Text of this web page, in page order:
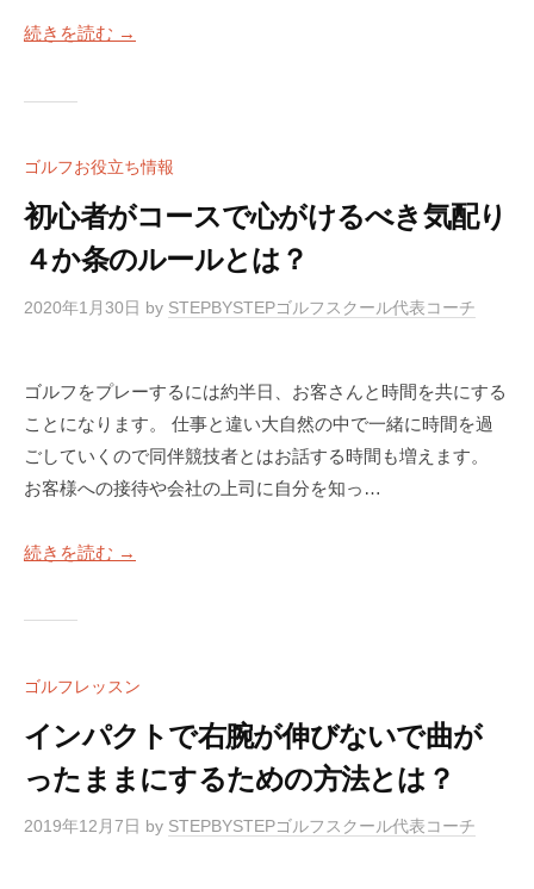
続きを読む →
ゴルフお役立ち情報
初心者がコースで心がけるべき気配り
４か条のルールとは？
2020年1月30日 by STEPBYSTEPゴルフスクール代表コーチ
ゴルフをプレーするには約半日、お客さんと時間を共にする
ことになります。 仕事と違い大自然の中で一緒に時間を過
ごしていくので同伴競技者とはお話する時間も増えます。
お客様への接待や会社の上司に自分を知っ…
続きを読む →
ゴルフレッスン
インパクトで右腕が伸びないで曲が
ったままにするための方法とは？
2019年12月7日 by STEPBYSTEPゴルフスクール代表コーチ